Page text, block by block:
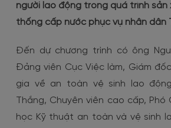
Tạm ngưng/Mở lại nguồn cấp nước
người lao động trong quá trình sản
thống cấp nước phục vụ nhân dân
Đến dự chương trình có ông
Đảng viên Cục Việc làm, Giám
gia về an toàn vệ sinh lao
Thắng, Chuyên viên cao cấp, Phó
học Kỹ thuật an toàn và vệ sinh